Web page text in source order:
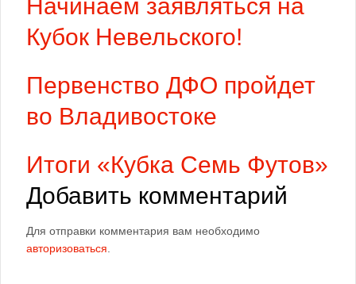
Начинаем заявляться на
Кубок Невельского!
Первенство ДФО пройдет
во Владивостоке
Итоги «Кубка Семь Футов»
Добавить комментарий
Для отправки комментария вам необходимо
авторизоваться